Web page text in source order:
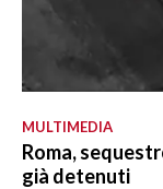
MULTIMEDIA
Roma,
già detenuti